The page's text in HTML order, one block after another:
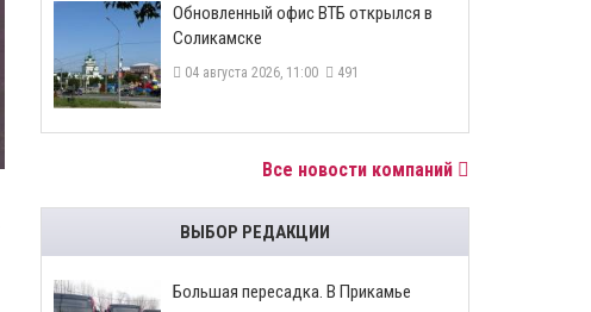
​Обновленный офис ВТБ открылся в
Соликамске
04 августа 2026, 11:00 491
Все новости компаний
ВЫБОР РЕДАКЦИИ
Большая пересадка. В Прикамье